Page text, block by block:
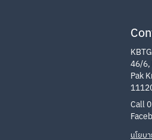
เ
แ
• ผู้ที่
• ธน
• ใน
รายก
46/6,
Pak
Call
นโยบ